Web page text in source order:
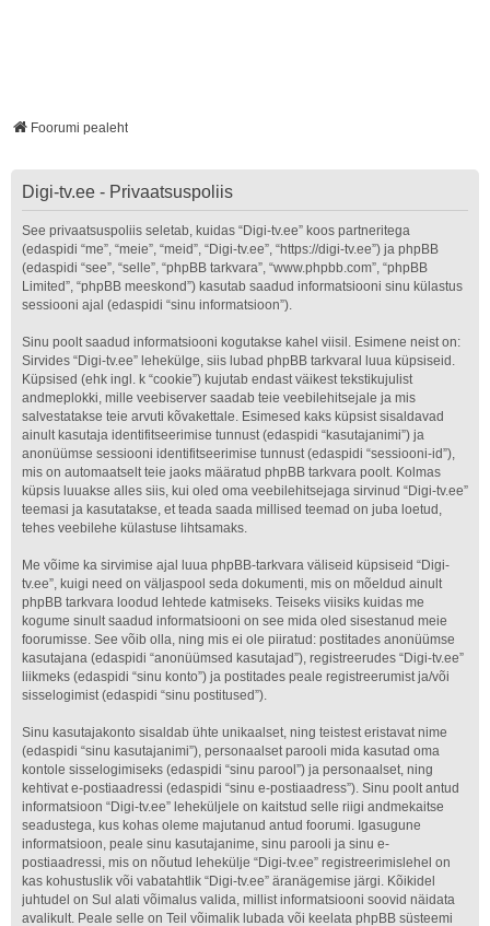
Foorumi pealeht
Digi-tv.ee - Privaatsuspoliis
See privaatsuspoliis seletab, kuidas “Digi-tv.ee” koos partneritega
(edaspidi “me”, “meie”, “meid”, “Digi-tv.ee”, “https://digi-tv.ee”) ja phpBB
(edaspidi “see”, “selle”, “phpBB tarkvara”, “www.phpbb.com”, “phpBB
Limited”, “phpBB meeskond”) kasutab saadud informatsiooni sinu külastus
sessiooni ajal (edaspidi “sinu informatsioon”).
Sinu poolt saadud informatsiooni kogutakse kahel viisil. Esimene neist on:
Sirvides “Digi-tv.ee” lehekülge, siis lubad phpBB tarkvaral luua küpsiseid.
Küpsised (ehk ingl. k “cookie”) kujutab endast väikest tekstikujulist
andmeplokki, mille veebiserver saadab teie veebilehitsejale ja mis
salvestatakse teie arvuti kõvakettale. Esimesed kaks küpsist sisaldavad
ainult kasutaja identifitseerimise tunnust (edaspidi “kasutajanimi”) ja
anonüümse sessiooni identifitseerimise tunnust (edaspidi “sessiooni-id”),
mis on automaatselt teie jaoks määratud phpBB tarkvara poolt. Kolmas
küpsis luuakse alles siis, kui oled oma veebilehitsejaga sirvinud “Digi-tv.ee”
teemasi ja kasutatakse, et teada saada millised teemad on juba loetud,
tehes veebilehe külastuse lihtsamaks.
Me võime ka sirvimise ajal luua phpBB-tarkvara väliseid küpsiseid “Digi-
tv.ee”, kuigi need on väljaspool seda dokumenti, mis on mõeldud ainult
phpBB tarkvara loodud lehtede katmiseks. Teiseks viisiks kuidas me
kogume sinult saadud informatsiooni on see mida oled sisestanud meie
foorumisse. See võib olla, ning mis ei ole piiratud: postitades anonüümse
kasutajana (edaspidi “anonüümsed kasutajad”), registreerudes “Digi-tv.ee”
liikmeks (edaspidi “sinu konto”) ja postitades peale registreerumist ja/või
sisselogimist (edaspidi “sinu postitused”).
Sinu kasutajakonto sisaldab ühte unikaalset, ning teistest eristavat nime
(edaspidi “sinu kasutajanimi”), personaalset parooli mida kasutad oma
kontole sisselogimiseks (edaspidi “sinu parool”) ja personaalset, ning
kehtivat e-postiaadressi (edaspidi “sinu e-postiaadress”). Sinu poolt antud
informatsioon “Digi-tv.ee” leheküljele on kaitstud selle riigi andmekaitse
seadustega, kus kohas oleme majutanud antud foorumi. Igasugune
informatsioon, peale sinu kasutajanime, sinu parooli ja sinu e-
postiaadressi, mis on nõutud lehekülje “Digi-tv.ee” registreerimislehel on
kas kohustuslik või vabatahtlik “Digi-tv.ee” äranägemise järgi. Kõikidel
juhtudel on Sul alati võimalus valida, millist informatsiooni soovid näidata
avalikult. Peale selle on Teil võimalik lubada või keelata phpBB süsteemi